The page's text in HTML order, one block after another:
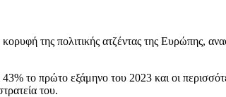
της πολιτικής ατζέντας της Ευρώπης,
το πρώτο εξάμηνο του 2023 και οι
του.